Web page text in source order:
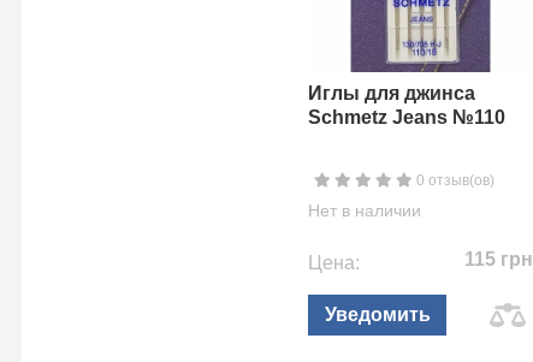
Иглы для джинса
Schmetz Jeans №110
0 отзыв(ов)
Нет в наличии
Цена: 115 грн
Уведомить